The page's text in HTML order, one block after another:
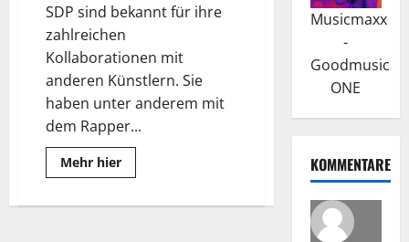
SDP sind bekannt für ihre
zahlreichen
Kollaborationen mit
anderen Künstlern. Sie
haben unter anderem mit
dem Rapper...
Mehr hierRead
more
Durchbruch
Musicmaxx
-
Goodmusic
ONE
KOMMENTARE